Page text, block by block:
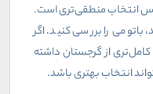
انتخاب منطقی‌تری است.
را بررسی کنید. اگر
از گرجستان داشته
انتخاب بهتری باشد.